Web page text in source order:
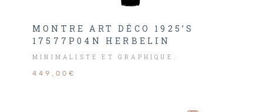
MONTRE ART DÉCO 1925’S
17577P04N HERBELIN
MINIMALISTE ET GRAPHIQUE.
449,00€